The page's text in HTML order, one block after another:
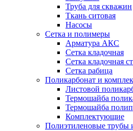
Труба для скважин
Ткань ситовая
Насосы
Сетка и полимеры
Арматура АКС
Сетка кладочная
Сетка кладочная
Сетка рабица
Поликарбонат и
Листовой
Термошайба
Термошайба
Комплектующие
Полиэтиленовые трубы